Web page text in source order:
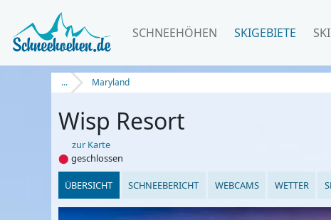
SCHNEEHÖHEN SKIGEBIETE
... Maryland
Wisp Resort
zur Karte
⬤ geschlossen
ÜBERSICHT SCHNEEBERICHT WEBCAMS WETTER